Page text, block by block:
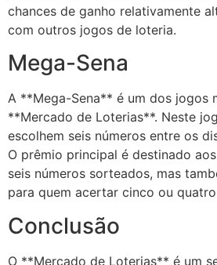
chances de ganho relativamente
com outros jogos de loteria.
Mega-Sena
A **Mega-Sena** é um dos jogos
**Mercado de Loterias**. Neste
escolhem seis números entre os
O prêmio principal é destinado
seis números sorteados, mas
para quem acertar cinco ou
Conclusão
O **Mercado de Loterias** é um